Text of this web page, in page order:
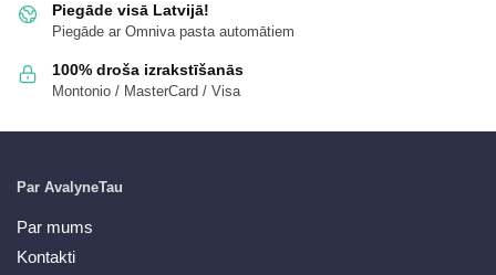
Piegāde visā Latvijā!
Piegāde ar Omniva pasta automātiem
100% droša izrakstīšanās
Montonio / MasterCard / Visa
Par AvalyneTau
Par mums
Kontakti